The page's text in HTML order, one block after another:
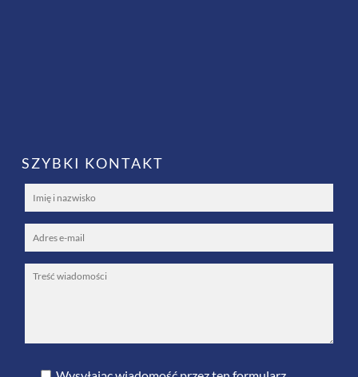
SZYBKI KONTAKT